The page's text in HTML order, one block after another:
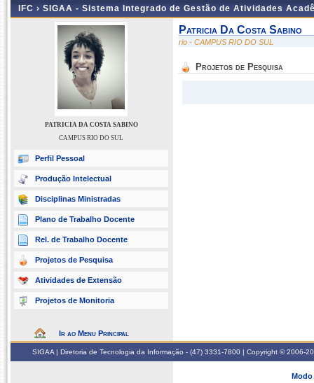
IFC › SIGAA - Sistema Integrado de Gestão de Atividades
PATRICIA DA COSTA SABINO
CAMPUS RIO DO SUL
Perfil Pessoal
Produção Intelectual
Disciplinas Ministradas
Plano de Trabalho Docente
Rel. de Trabalho Docente
Projetos de Pesquisa
Atividades de Extensão
Projetos de Monitoria
Ir ao Menu Principal
Patricia Da Costa Sabino
rio - CAMPUS RIO DO SUL
Projetos de Pesquisa
SIGAA | Diretoria de Tecnologia da Informação - (47) 3331-7800 | Copyright © 2006-
Modo